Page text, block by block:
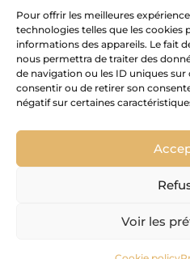
Pour offrir les meilleures
technologies telles que les cookies
informations des appareils. Le fait
nous permettra de traiter des
de navigation ou les ID uniques sur
consentir ou de retirer son
négatif sur certaines
Voir les
CEDAM
1 Rue de l’Expansion
67210 Obernai